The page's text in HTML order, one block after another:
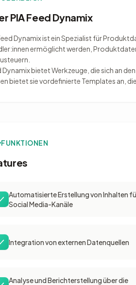
PIA Feed Dynamix
Dynamix ist ein Spezialist für
ermöglicht werden,
Dynamix bietet Werkzeuge, die sich an
bietet sie vordefinierte Templates an,
FUNKTIONEN
Automatisierte Erstellung von Inhalten
Social Media-Kanäle
Integration von externen Datenquellen
Analyse und Berichterstellung über die